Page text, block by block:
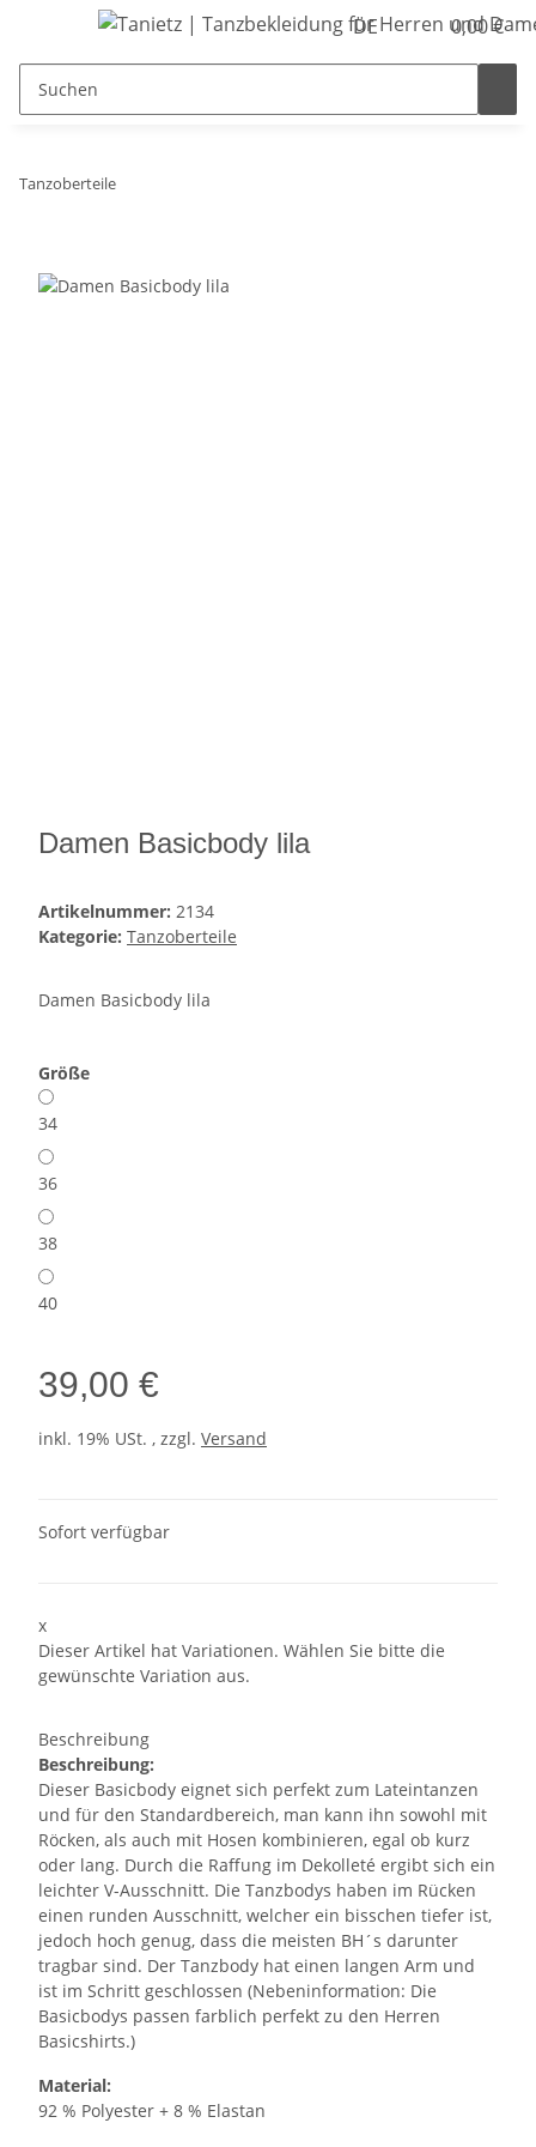
DE 0,00 €
Tanzoberteile
Damen Basicbody lila
Artikelnummer: 2134
Kategorie: Tanzoberteile
Damen Basicbody lila
Größe
34
36
38
40
39,00 €
inkl. 19% USt. , zzgl. Versand
Sofort verfügbar
x
Dieser Artikel hat Variationen. Wählen Sie bitte die
gewünschte Variation aus.
Beschreibung
Beschreibung:
Dieser Basicbody eignet sich perfekt zum Lateintanzen
und für den Standardbereich, man kann ihn sowohl mit
Röcken, als auch mit Hosen kombinieren, egal ob kurz
oder lang. Durch die Raffung im Dekolleté ergibt sich ein
leichter V-Ausschnitt. Die Tanzbodys haben im Rücken
einen runden Ausschnitt, welcher ein bisschen tiefer ist,
jedoch hoch genug, dass die meisten BH´s darunter
tragbar sind. Der Tanzbody hat einen langen Arm und
ist im Schritt geschlossen (Nebeninformation: Die
Basicbodys passen farblich perfekt zu den Herren
Basicshirts.)
Material:
92 % Polyester + 8 % Elastan